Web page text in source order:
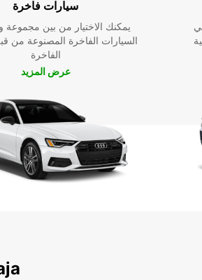
سيارات فاخرة
يمكنك الاختيار من بين
السيارات الفاخرة المصنوعة من
الفاخرة
عرض المزيد